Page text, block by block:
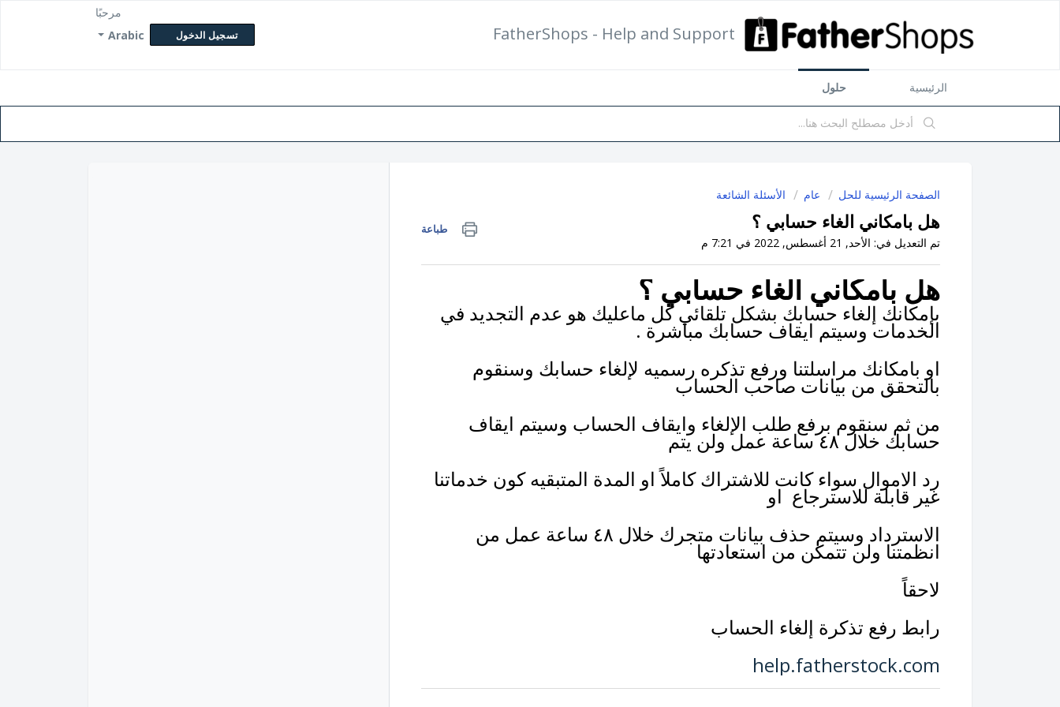
FatherShops - Help and Support
Arabic
مرحبًا
تسجيل الدخول
الرئيسية حلول
الصفحة الرئيسية للحل عام الأسئلة الشائعة
هل بامكاني الغاء حسابي ؟ طباعة
تم التعديل في: الأحد, 21 أغسطس, 2022 في 7:21 م
هل بامكاني الغاء حسابي ؟
بإمكانك إلغاء حسابك بشكل تلقائي كل ماعليك هو عدم التجديد في
الخدمات وسيتم ايقاف حسابك مباشرة .
او بامكانك مراسلتنا ورفع تذكره رسميه لإلغاء حسابك وسنقوم
بالتحقق من بيانات صاحب الحساب
من ثم سنقوم برفع طلب الإلغاء وايقاف الحساب وسيتم ايقاف
حسابك خلال ٤٨ ساعة عمل ولن يتم
رد الاموال سواء كانت للاشتراك كاملاً او المدة المتبقيه كون خدماتنا
غير قابلة للاسترجاع او
الاسترداد وسيتم حذف بيانات متجرك خلال ٤٨ ساعة عمل من
انظمتنا ولن تتمكن من استعادتها
لاحقاً
رابط رفع تذكرة إلغاء الحساب
help.fatherstock.com